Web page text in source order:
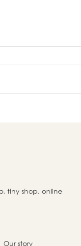
tiny shop, online
Our story